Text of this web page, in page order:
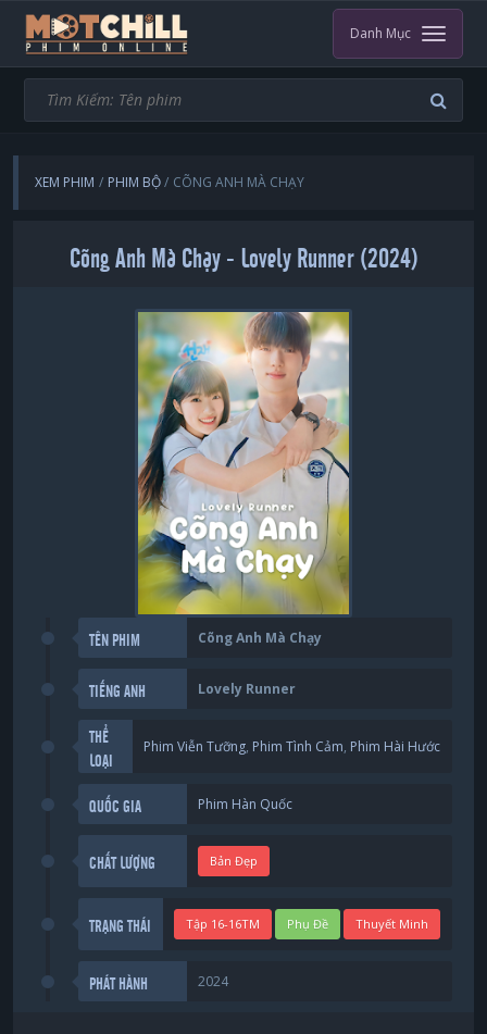
Danh Mục
XEM PHIM PHIM BỘ CÕNG ANH MÀ CHẠY
Cõng Anh Mà Chạy - Lovely Runner (2024)
TÊN PHIM Cõng Anh Mà Chạy
TIẾNG ANH Lovely Runner
THỂ
LOẠI
Phim Viễn Tưỡng, Phim Tình Cảm, Phim Hài Hước
QUỐC GIA Phim Hàn Quốc
CHẤT LƯỢNG Bản Đẹp
TRẠNG THÁI Tập 16-16TM Phụ Đề Thuyết Minh
PHÁT HÀNH 2024